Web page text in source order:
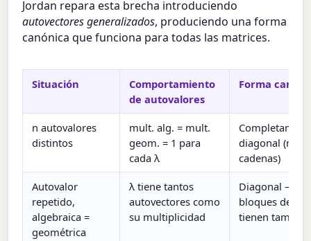
Jordan repara esta brecha introduciendo
autovectores generalizados, produciendo una forma
canónica que funciona para todas las matrices.
Situación
Comportamiento
de autovalores
Forma
n autovalores
distintos
mult. alg. = mult.
geom. = 1 para
cada λ
diagonal (no
cadenas)
Autovalor
repetido,
algebraica =
geométrica
λ tiene tantos
autovectores como
su multiplicidad
Diagonal —
bloques de
tienen tamaño